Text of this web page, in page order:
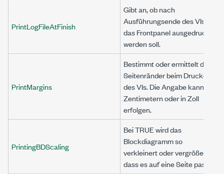
PrintLogFileAtFinish
Gibt an, ob nach
Ausführungsende des VIs
das Frontpanel ausgedruckt
werden soll.
PrintMargins
Bestimmt oder ermittelt die
Seitenränder beim Drucken
des VIs. Die Angabe kann in
Zentimetern oder in Zoll
erfolgen.
PrintingBDScaling
Bei TRUE wird das
Blockdiagramm so
verkleinert oder vergrößert,
dass es auf eine Seite passt.